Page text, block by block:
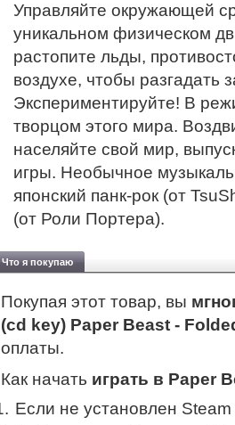
Управляйте окружающей
уникальном физическом
растопите льды,
воздухе, чтобы разгадать
Экспериментируйте! В
творцом этого мира.
населяйте свой мир,
игры. Необычное
японский панк-рок (от
(от Роли Портера).
Что я покупаю
Покупая этот товар, вы
(cd key) Paper Beast -
оплаты.
Как начать играть в Paper
Если не установлен